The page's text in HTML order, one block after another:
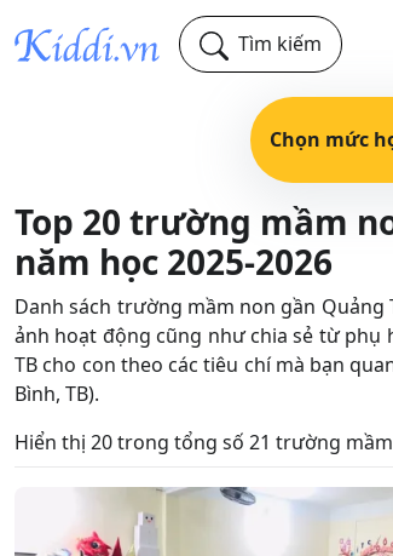
Tìm kiếm
Chọn mức
Top 20 trường mầm
năm học 2025-2026
Danh sách trường mầm non gần
ảnh hoạt động cũng như chia sẻ từ phụ
TB cho con theo các tiêu chí mà bạn
Bình, TB).
Hiển thị 20 trong tổng số 21 trường